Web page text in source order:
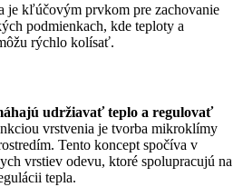
je kľúčovým prvkom pre zachovanie
podmienkach, kde teploty a
rýchlo kolísať.
udržiavať teplo a regulovať
vrstvenia je tvorba mikroklímy
Tento koncept spočíva v
vrstiev odevu, ktoré spolupracujú na
tepla.